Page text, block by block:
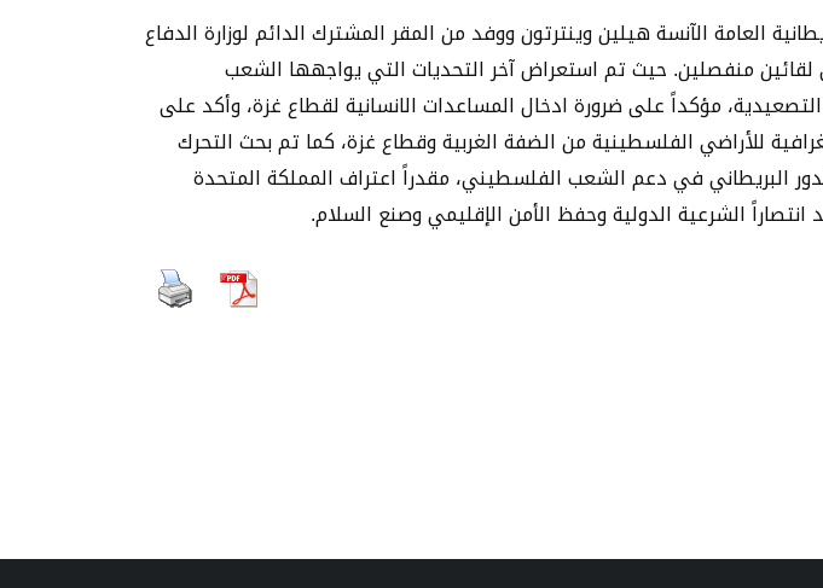
العامة الآنسة هيلين وينترتون ووفد من المقر المشترك الدائم لوزارة الدفاع
منفصلين. حيث تم استعراض آخر التحديات التي يواجهها الشعب
مؤكداً على ضرورة ادخال المساعدات الانسانية لقطاع غزة، وأكد على
للأراضي الفلسطينية من الضفة الغربية وقطاع غزة، كما تم بحث التحرك
البريطاني في دعم الشعب الفلسطيني، مقدراً اعتراف المملكة المتحدة
الشرعية الدولية وحفظ الأمن الإقليمي وصنع السلام.